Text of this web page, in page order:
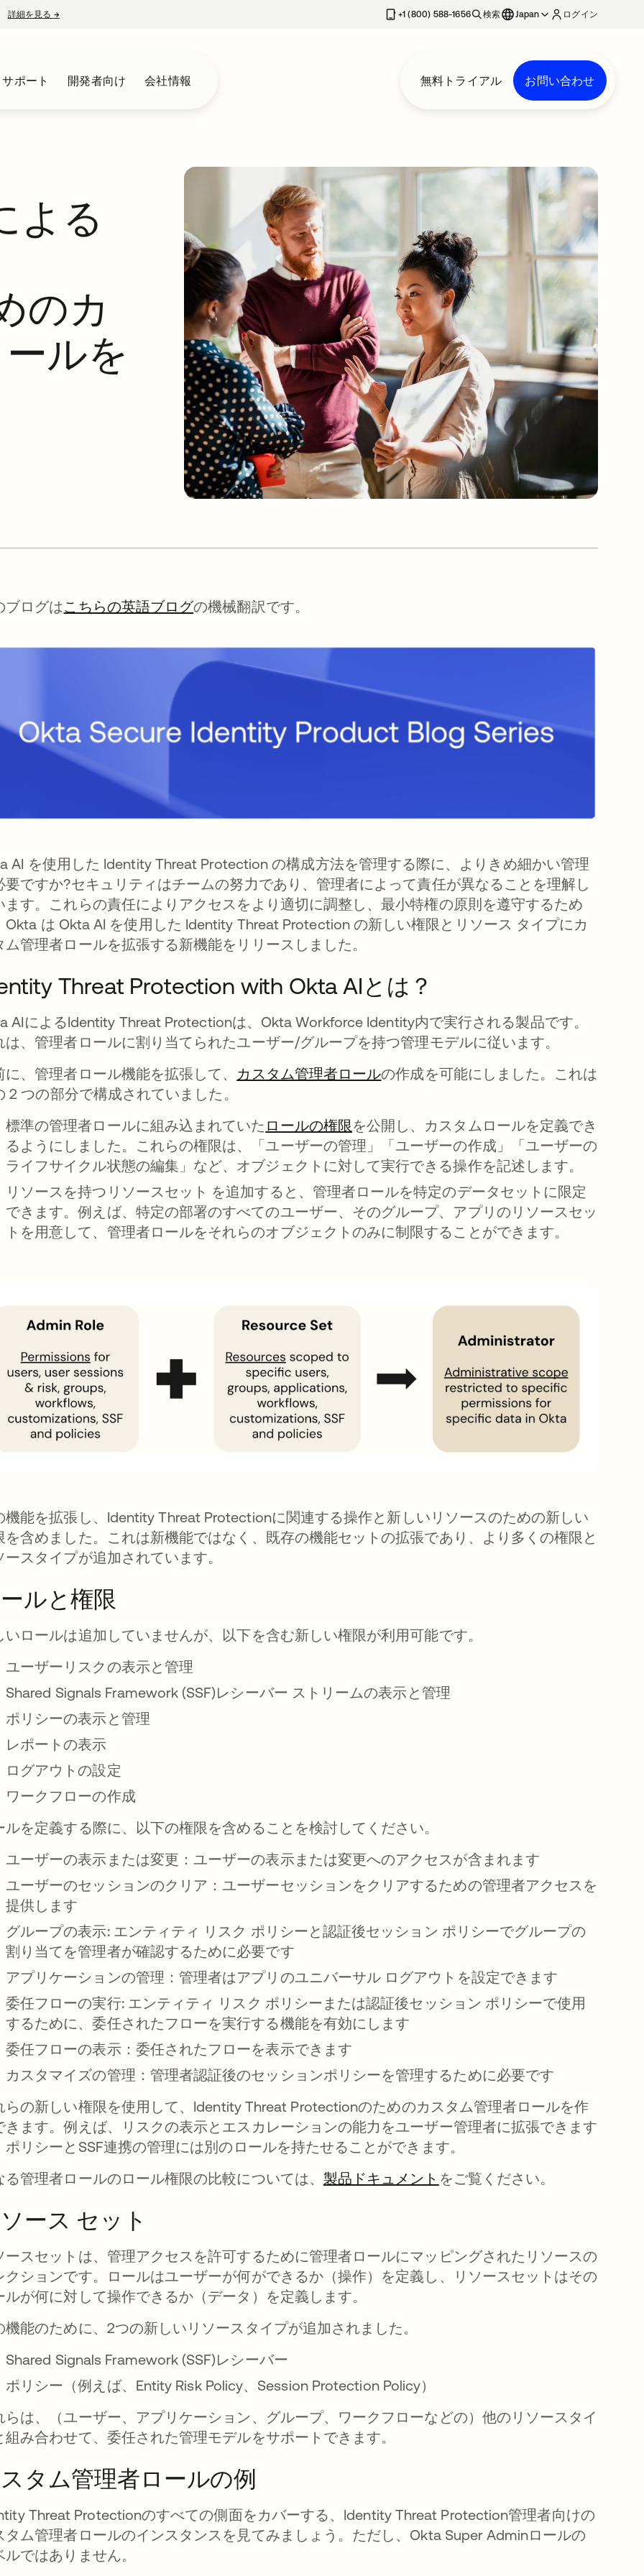
詳細を見る →新しいタブで開く +1 (800) 588-1656 検索 Japan ログイン
ポート 開発者向け 会社情報 無料トライアル お問い合わせ
よる
のカ
ルを
ブログはこちらの英語ブログの機械翻訳です。
AI を使用した Identity Threat Protection の構成方法を管理する際に、よりきめ細かい管理
要ですか?セキュリティはチームの努力であり、管理者によって責任が異なることを理解し
ます。これらの責任によりアクセスをより適切に調整し、最小特権の原則を遵守するため
Okta は Okta AI を使用した Identity Threat Protection の新しい権限とリソース タイプにカ
ム管理者ロールを拡張する新機能をリリースしました。
Threat Protection with Okta AIとは？
AIによるIdentity Threat Protectionは、Okta Workforce Identity内で実行される製品です。
は、管理者ロールに割り当てられたユーザー/グループを持つ管理モデルに従います。
に、管理者ロール機能を拡張して、 カスタム管理者ロール新しいタブで開く
の作成を可能にしました。これは
2 つの部分で構成されていました。
標準の管理者ロールに組み込まれていた ロールの権限新しいタブで開く
を公開し、カスタムロールを定義でき
るようにしました。これらの権限は、「ユーザーの管理」「ユーザーの作成」「ユーザーの
ライフサイクル状態の編集」など、オブジェクトに対して実行できる操作を記述します。
新しいタブで開く
リソースを持つリソースセット を追加すると、管理者ロールを特定のデータセットに限定
できます。例えば、特定の部署のすべてのユーザー、そのグループ、アプリのリソースセッ
トを用意して、管理者ロールをそれらのオブジェクトのみに制限することができます。
機能を拡張し、Identity Threat Protectionに関連する操作と新しいリソースのための新しい
を含めました。これは新機能ではなく、既存の機能セットの拡張であり、より多くの権限と
ースタイプが追加されています。
ルと権限
いロールは追加していませんが、以下を含む新しい権限が利用可能です。
ユーザーリスクの表示と管理
Shared Signals Framework (SSF)レシーバー ストリームの表示と管理
ポリシーの表示と管理
レポートの表示
ログアウトの設定
ワークフローの作成
ルを定義する際に、以下の権限を含めることを検討してください。
ユーザーの表示または変更：ユーザーの表示または変更へのアクセスが含まれます
ユーザーのセッションのクリア：ユーザーセッションをクリアするための管理者アクセスを
提供します
グループの表示:エンティティ リスク ポリシーと認証後セッション ポリシーでグループの
割り当てを管理者が確認するために必要です
アプリケーションの管理： 管理者はアプリのユニバーサル ログアウトを設定できます
委任フローの実行:エンティティ リスク ポリシーまたは認証後セッション ポリシーで使用
するために、委任されたフローを実行する機能を有効にします
委任フローの表示： 委任されたフローを表示できます
カスタマイズの管理： 管理者認証後のセッションポリシーを管理するために必要です
らの新しい権限を使用して、Identity Threat Protectionのためのカスタム管理者ロールを作
きます。例えば、リスクの表示とエスカレーションの能力をユーザー管理者に拡張できます
ポリシーとSSF連携の管理には別のロールを持たせることができます。
る管理者ロールのロール権限の比較については、 製品ドキュメント 新しいタブで開く
をご覧ください。
ース セット
ースセットは、管理アクセスを許可するために管理者ロールにマッピングされたリソースの
クションです。ロールはユーザーが何ができるか（操作）を定義し、リソースセットはその
ルが何に対して操作できるか（データ）を定義します。
機能のために、2つの新しいリソースタイプが追加されました。
Shared Signals Framework (SSF)レシーバー
ポリシー（例えば、Entity Risk Policy、Session Protection Policy）
らは、（ユーザー、アプリケーション、グループ、ワークフローなどの）他のリソースタイ
組み合わせて、委任された管理モデルをサポートできます。
タム管理者ロールの例
Threat Protectionのすべての側面をカバーする、Identity Threat Protection管理者向けの
タム管理者ロールのインスタンスを見てみましょう。ただし、Okta Super Adminロールの
ルではありません。